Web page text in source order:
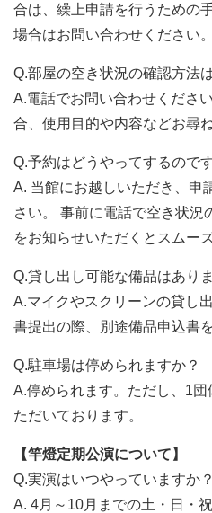
合は、繰上申請を行うための
場合はお問い合わせください。
Q.部屋の空き状況の確認方法
A.電話でお問い合わせくださ
合、使用目的や内容などお尋
Q.予約はどうやってするので
A. 当館にお越しいただき、申
さい。 事前に電話で空き状況
をお知らせいただくとスムーズ
Q.貸し出し可能な備品はあり
A.マイクやスクリーンの貸し
書提出の際、別途備品申込書
Q.駐車場は停められますか？
A.停められます。ただし、1
ただいております。
【竿燈定期公演について】
Q.実演はいつやっていますか？
A. 4月～10月までの土・日・